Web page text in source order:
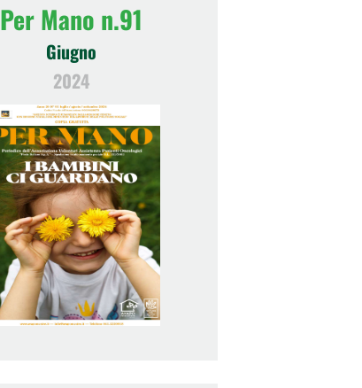
Per Mano n.91
Giugno
2024